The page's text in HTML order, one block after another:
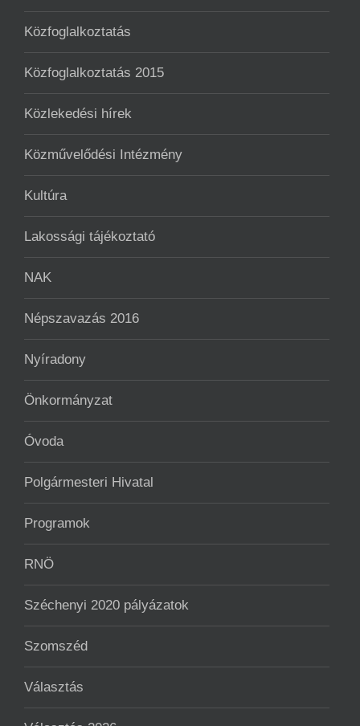
Közfoglalkoztatás
Közfoglalkoztatás 2015
Közlekedési hírek
Közművelődési Intézmény
Kultúra
Lakossági tájékoztató
NAK
Népszavazás 2016
Nyíradony
Önkormányzat
Óvoda
Polgármesteri Hivatal
Programok
RNÖ
Széchenyi 2020 pályázatok
Szomszéd
Választás